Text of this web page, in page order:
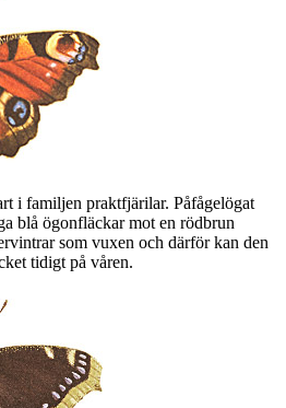
i familjen praktfjärilar. Påfågelögat
blå ögonfläckar mot en rödbrun
som vuxen och därför kan den
tidigt på våren.